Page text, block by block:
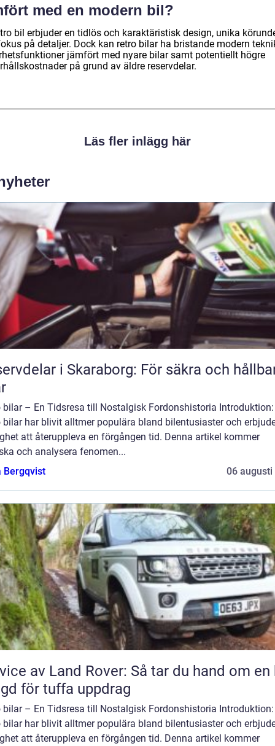
med en modern bil?
bil erbjuder en tidlös och karaktäristisk design, unika
på detaljer. Dock kan retro bilar ha bristande modern
jämfört med nyare bilar samt potentiellt högre
på grund av äldre reservdelar.
Läs fler inlägg här
i Skaraborg: För säkra och
bilar – En Tidsresa till Nostalgisk Fordonshistoria Introduktion:
bilar har blivit alltmer populära bland bilentusiaster och
att återuppleva en förgången tid. Denna artikel kommer
och analysera fenomen...
Bergqvist
06 augusti
av Land Rover: Så tar du hand om en
för tuffa uppdrag
bilar – En Tidsresa till Nostalgisk Fordonshistoria Introduktion:
bilar har blivit alltmer populära bland bilentusiaster och
att återuppleva en förgången tid. Denna artikel kommer